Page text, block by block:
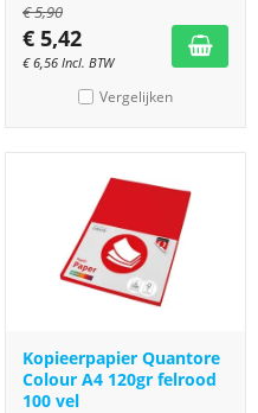
€5,90
€ 5,42
€6,56 Incl. BTW
Vergelijken
Kopieerpapier Quantore
Colour A4 120gr felrood
100 vel